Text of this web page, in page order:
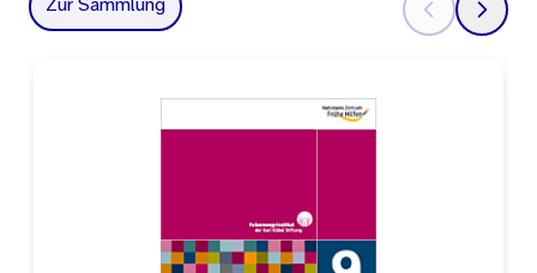
Ergänzt werden die Inhalte des Moduls durch
zum Kommunikationsverhalten“, das Fachkräften
Zur Sammlung